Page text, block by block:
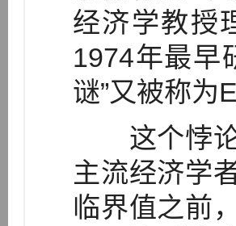
经济学教授
1974年最
谜”又被称为
这个悖论
主流经济学
临界值之前